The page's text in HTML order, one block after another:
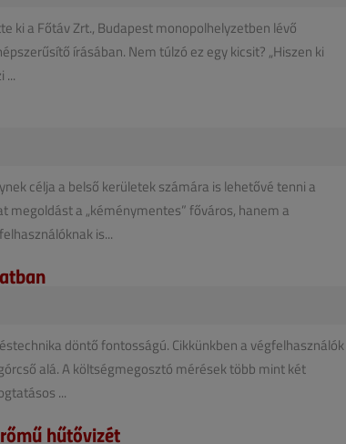
ki a Főtáv Zrt., Budapest monopolhelyzetben lévő
írásában. Nem túlzó ez egy kicsit? „Hiszen ki
...
célja a belső kerületek számára is lehetővé tenni a
a „kéménymentes” főváros, hanem a
is...
döntő fontosságú. Cikkünkben a végfelhasználók
alá. A költségmegosztó mérések több mint két
...
hűtővizét